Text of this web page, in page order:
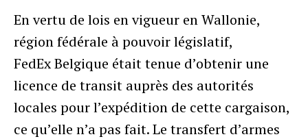
En vertu de lois en vigueur en Wallonie,
région fédérale à pouvoir législatif,
FedEx Belgique était tenue d’obtenir une
licence de transit auprès des autorités
locales pour l’expédition de cette cargaison,
ce qu’elle n’a pas fait. Le transfert d’armes